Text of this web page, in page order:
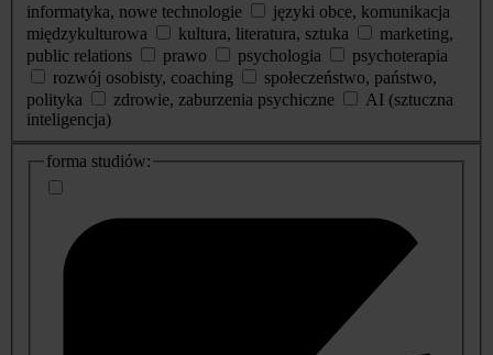
informatyka, nowe technologie
języki obce, komunikacja
międzykulturowa
kultura, literatura, sztuka
marketing,
public relations
prawo psychologia
psychoterapia
rozwój osobisty, coaching
społeczeństwo, państwo,
polityka
zdrowie, zaburzenia psychiczne
AI (sztuczna
inteligencja)
dodatkowe
informacje
forma studiów: